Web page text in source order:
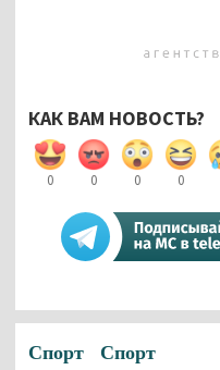
КАК ВАМ НОВОСТЬ?
0 0 0 0
Спорт Спорт